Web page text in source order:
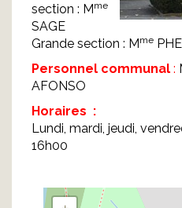
section : Mme
SAGE
Grande section : Mme
Personnel communal :
AFONSO
Horaires :
Lundi, mardi, jeudi,
16h00